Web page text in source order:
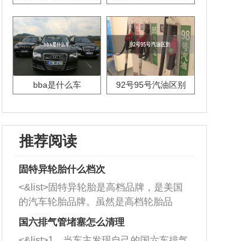
bba是什么车 92号95号汽油区别
推荐阅读
固特异轮胎什么档次
<&list>固特异轮胎是高档品牌，是美国
的汽车轮胎品牌。虽然是高档轮胎品
牌，但是中高低端的轮胎都有生产，这
也是为了更好的开拓市场。
国六排气管堵塞怎么清理